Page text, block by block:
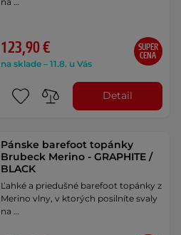
123,90 €
na sklade – 11.8. u Vás
SUPER
CENA
Detail
Pánske barefoot topánky
Brubeck Merino - GRAPHITE /
BLACK
Ľahké a priedušné barefoot topánky z
Merino vlny, v ktorých posilníte svaly
na …